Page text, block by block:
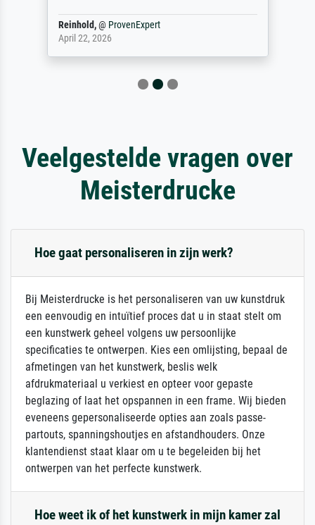
Reinhold,@ ProvenExpert
April 22, 2026
Veelgestelde vragen over
Meisterdrucke
Hoe gaat personaliseren in zijn werk?
Bij Meisterdrucke is het personaliseren van uw kunstdruk
een eenvoudig en intuïtief proces dat u in staat stelt om
een kunstwerk geheel volgens uw persoonlijke
specificaties te ontwerpen. Kies een omlijsting, bepaal de
afmetingen van het kunstwerk, beslis welk
afdrukmateriaal u verkiest en opteer voor gepaste
beglazing of laat het opspannen in een frame. Wij bieden
eveneens gepersonaliseerde opties aan zoals passe-
partouts, spanningshoutjes en afstandhouders. Onze
klantendienst staat klaar om u te begeleiden bij het
ontwerpen van het perfecte kunstwerk.
Hoe weet ik of het kunstwerk in mijn kamer zal